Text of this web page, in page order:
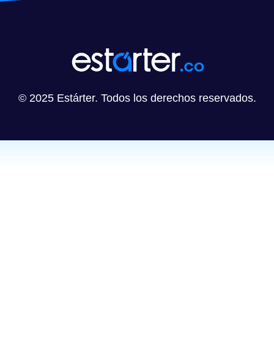
© 2025 Estárter. Todos los derechos reservados.